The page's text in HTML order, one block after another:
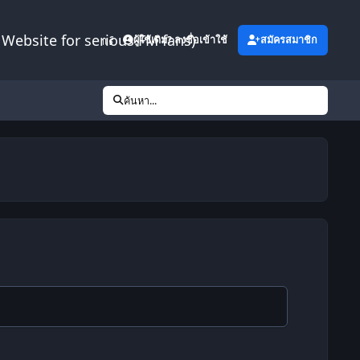
for serious FM fans)
เพิ่มเติม ผู้ใช้เดิม? ลงชื่อเข้าใช้ สมัครสมาชิก
ค้นหา...